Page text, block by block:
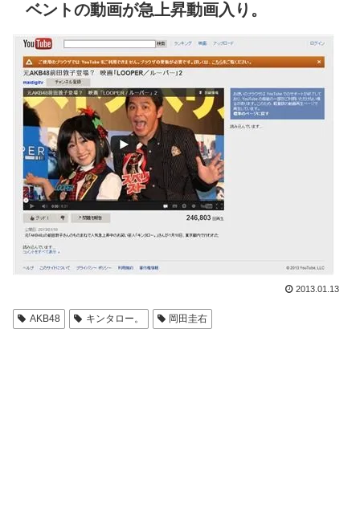
ベントの動画が急上昇動画入り。
2013.01.13
AKB48 キンタロー。 岡田圭右